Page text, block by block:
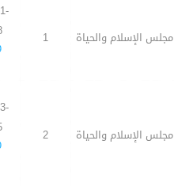
مجلس الإسلام والحياة 1
مجلس الإسلام والحياة 2